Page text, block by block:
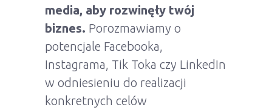
media, aby rozwinęły twój
biznes. Porozmawiamy o
potencjale Facebooka,
Instagrama, Tik Toka czy LinkedIn
w odniesieniu do realizacji
konkretnych celów